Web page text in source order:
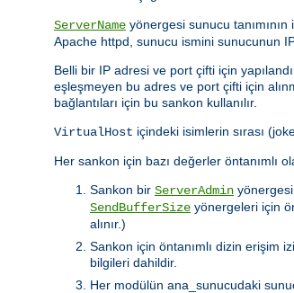
ServerName yönergesi sunucu
Apache httpd, sunucu ismini sunucunun
Belli bir IP adresi ve port çifti için
eşleşmeyen bu adres ve port çifti için
bağlantıları için bu sankon kullanılır.
VirtualHost içindeki isimlerin sırası
Her sankon için bazı değerler öntanımlı
Sankon bir ServerAdmin
SendBufferSize yönergeleri için
alınır.)
Sankon için öntanımlı dizin erişim
bilgileri dahildir.
Her modülün ana_sunucudaki